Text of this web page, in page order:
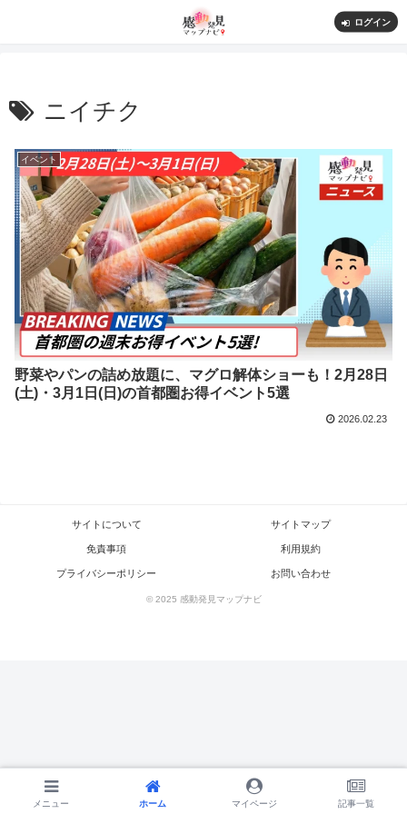
ログイン
ニイチク
イベント
野菜やパンの詰め放題に、マグロ解体ショーも！2月28日
(土)・3月1日(日)の首都圏お得イベント5選
2026.02.23
メニュー トップ サイドバー
サイトについて サイトマップ
免責事項 利用規約
プライバシーポリシー お問い合わせ
© 2025 感動発見マップナビ
メニュー ホーム マイページ 記事一覧